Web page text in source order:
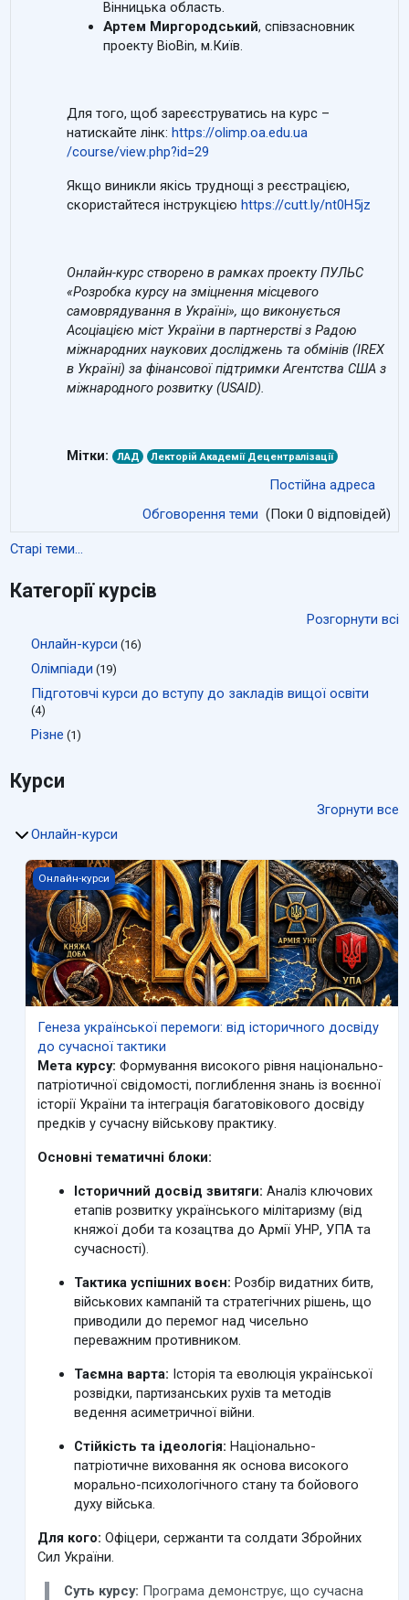
Вінницька область.
Артем Миргородський, співзасновник
проекту BioBin, м.Київ.
Для того, щоб зареєструватись на курс –
натискайте лінк:https://olimp.oa.edu.ua
/course/view.php?id=29
Якщо виникли якісь труднощі з реєстрацією,
скористайтеся інструкцієюhttps://cutt.ly/nt0H5jz
Онлайн-курс створено в рамках проекту ПУЛЬС
«Розробка курсу на зміцнення місцевого
самоврядування в Україні», що виконується
Асоціацією міст України в партнерстві з Радою
міжнародних наукових досліджень та обмінів (IREX
в Україні) за фінансової підтримки Агентства США з
міжнародного розвитку (USAID).
Мітки: ЛАД Лекторій Академії Децентралізації
Постійна адреса
Обговорення теми (Поки 0 відповідей)
Старі теми...
Категорії курсів
Розгорнути всі
Онлайн-курси (16)
Олімпіади (19)
Підготовчі курси до вступу до закладів вищої освіти
(4)
Різне (1)
Курси
Згорнути все
Онлайн-курси
Генеза української перемоги: від історичного досвіду до
Онлайн-курси
Генеза української перемоги: від історичного досвіду
до сучасної тактики
Мета курсу: Формування високого рівня національно-
патріотичної свідомості, поглиблення знань із воєнної
історії України та інтеграція багатовікового досвіду
предків у сучасну військову практику.
Основні тематичні блоки:
Історичний досвід звитяги: Аналіз ключових
етапів розвитку українського мілітаризму (від
княжої доби та козацтва до Армії УНР, УПА та
сучасності).
Тактика успішних воєн: Розбір видатних битв,
військових кампаній та стратегічних рішень, що
приводили до перемог над чисельно
переважним противником.
Таємна варта: Історія та еволюція української
розвідки, партизанських рухів та методів
ведення асиметричної війни.
Стійкість та ідеологія: Національно-
патріотичне виховання як основа високого
морально-психологічного стану та бойового
духу війська.
Для кого: Офіцери, сержанти та солдати Збройних
Сил України.
Суть курсу: Програма демонструє, що сучасна